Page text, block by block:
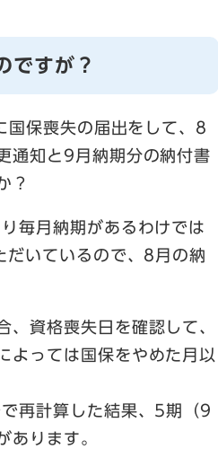
ですが？
保喪失の届出をして、8
通知と9月納期分の納付書
？
毎月納期があるわけでは
いているので、8月の納
、資格喪失日を確認して、
よっては国保をやめた月以
再計算した結果、5期（9
あります。